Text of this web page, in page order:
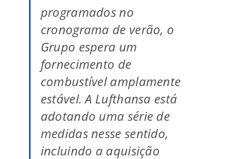
programados no
cronograma de verão, o
Grupo espera um
fornecimento de
combustível amplamente
estável. A Lufthansa está
adotando uma série de
medidas nesse sentido,
incluindo a aquisição